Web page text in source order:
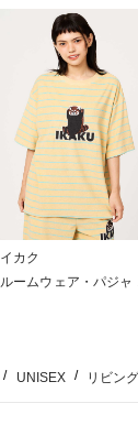
イカク
ルームウェア・パジャ
UNISEX リビン